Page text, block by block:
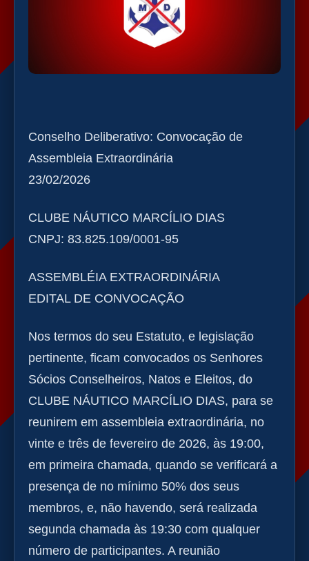
Conselho Deliberativo: Convocação de
Assembleia Extraordinária
23/02/2026
CLUBE NÁUTICO MARCÍLIO DIAS
CNPJ: 83.825.109/0001-95
ASSEMBLÉIA EXTRAORDINÁRIA
EDITAL DE CONVOCAÇÃO
Nos termos do seu Estatuto, e legislação
pertinente, ficam convocados os Senhores
Sócios Conselheiros, Natos e Eleitos, do
CLUBE NÁUTICO MARCÍLIO DIAS, para se
reunirem em assembleia extraordinária, no
vinte e três de fevereiro de 2026, às 19:00,
em primeira chamada, quando se verificará a
presença de no mínimo 50% dos seus
membros, e, não havendo, será realizada
segunda chamada às 19:30 com qualquer
número de participantes. A reunião